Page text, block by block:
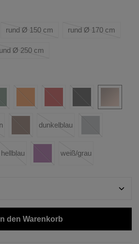
rund Ø 150 cm rund Ø 170 cm
Ø 250 cm
dunkelblau
hellblau weiß/grau
In den Warenkorb